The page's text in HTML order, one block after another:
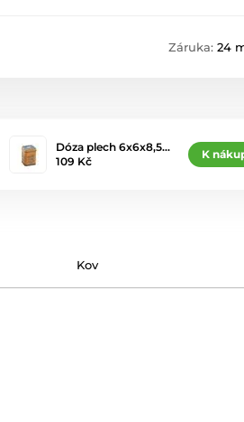
Záruka: 24
Dóza plech 6x6x8,5…
109 Kč
K
Kov